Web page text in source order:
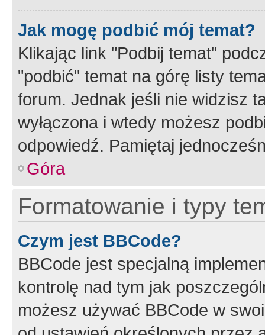
Jak mogę podbić mój temat?
Klikając link "Podbij temat"
"podbić" temat na górę listy
forum. Jednak jeśli nie widzisz
wyłączona i wtedy możesz
odpowiedź. Pamiętaj
Góra
Formatowanie i typy
Czym jest BBCode?
BBCode jest specjalną
kontrolę nad tym jak
możesz używać BBCode w